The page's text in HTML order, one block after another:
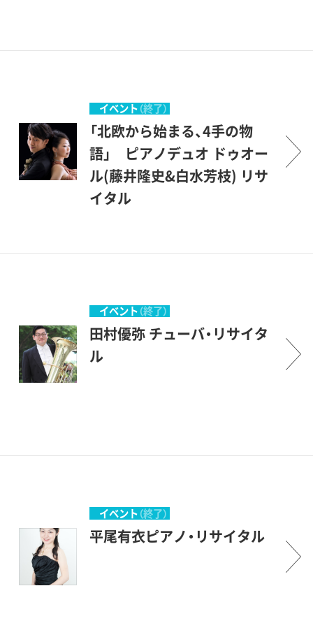
イベント （終了）
「北欧から始まる、4手の物
語」 ピアノデュオ ドゥオー
ル(藤井隆史&白水芳枝) リサ
イタル
イベント （終了）
田村優弥 チューバ・リサイタ
ル
イベント （終了）
平尾有衣ピアノ・リサイタル